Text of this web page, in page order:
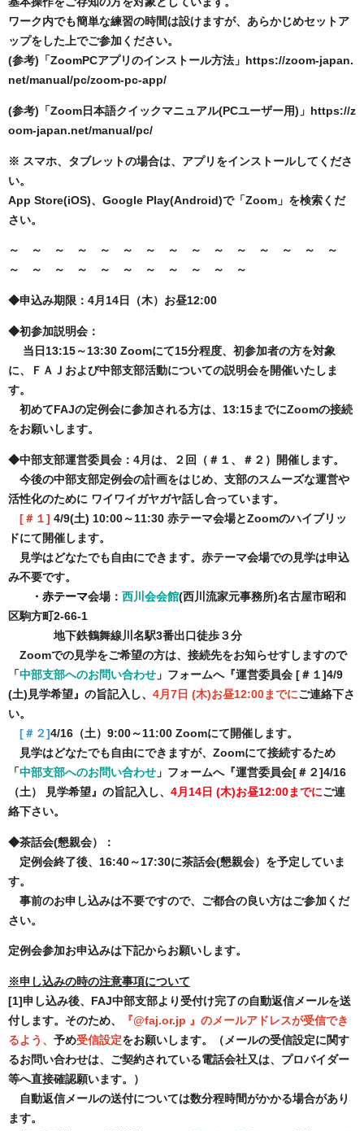
ワーク内でも簡単な練習の時間は設けますが、あらかじめセットア
ップをした上でご参加ください。
(参考)「ZoomPCアプリのインストール方法」https://zoom-japan.
net/manual/pc/zoom-pc-app/
(参考)「Zoom日本語クイックマニュアル(PCユーザー用)」https://z
oom-japan.net/manual/pc/
※ スマホ、タブレットの場合は、アプリをインストールしてくださ
い。
App Store(iOS)、Google Play(Android)で「Zoom」を検索くだ
さい。
～ ～ ～ ～ ～ ～ ～ ～ ～ ～ ～ ～ ～ ～ ～
～
～ ～ ～ ～ ～ ～ ～ ～ ～ ～
◆申込み期限：4月14日（木）お昼12:00
◆初参加説明会：
当日13:15～13:30 Zoomにて15分程度、初参加者の方を対象
に、ＦＡＪおよび中部支部活動についての説明会を開催いたしま
す。
初めてFAJの定例会に参加される方は、13:15までにZoomの接続
をお願いします。
◆中部支部運営委員会：4月は、２回（＃１、＃２）開催します。
今後の中部支部定例会の計画をはじめ、支部のスムーズな運営や
活性化のために ワイワイガヤガヤ話し合っています。
[＃１] 4/9(土) 10:00～11:30 赤テーマ会場とZoomのハイブリッ
ドにて開催します。
見学はどなたでも自由にできます。赤テーマ会場での見学は申込
み不要です。
・赤テーマ会場： 西川会会館(西川流家元事務所)名古屋市昭和
区駒方町2-66-1
地下鉄鶴舞線川名駅3番出口徒歩３分
Zoomでの見学をご希望の方は、接続先をお知らせすしますので
「 中部支部へのお問い合わせ 」フォームへ『運営委員会 [＃１]4/9
(土)見学希望』の旨記入し、 4月7日 (木)お昼12:00までにご連絡下さ
い。
[＃２] 4/16（土）9:00～11:00 Zoomにて開催します。
見学はどなたでも自由にできますが、Zoomにて接続するため
「 中部支部へのお問い合わせ 」フォームへ『運営委員会[＃２]4/16
（土） 見学希望』の旨記入し、 4月14日 (木)お昼12:00までにご連
絡下さい。
◆茶話会(懇親会）：
定例会終了後、16:40～17:30に茶話会(懇親会）を予定していま
す。
事前のお申し込みは不要ですので、ご都合の良い方はご参加くだ
さい。
定例会参加お申込みは下記からお願いします。
※申し込みの時の注意事項について
[1]申し込み後、FAJ中部支部より受付け完了の自動返信メールを送
付します。そのため、
『@faj.or.jp 』のメールアドレスが受信でき
るよう、 予め受信設定をお願いします。（メールの受信設定に関す
るお問い合わせは、ご契約されている電話会社又は、プロバイダー
等へ直接確認願います。）
自動返信メールの送付については数分程時間がかかる場合があり
ます。